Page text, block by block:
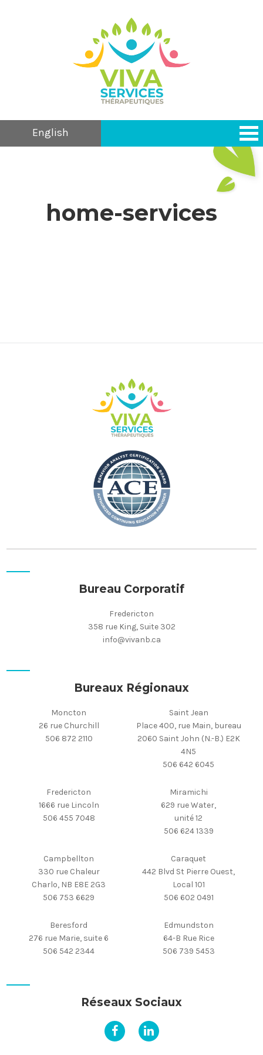
English
home-services
Bureau Corporatif
Fredericton
358 rue King, Suite 302
info@vivanb.ca
Bureaux Régionaux
Moncton
26 rue Churchill
506 872 2110
Saint Jean
Place 400, rue Main, bureau
2060 Saint John (N.-B.) E2K
4N5
506 642 6045
Fredericton
1666 rue Lincoln
506 455 7048
Miramichi
629 rue Water,
unité 12
506 624 1339
Campbellton
330 rue Chaleur
Charlo, NB E8E 2G3
506 753 6629
Caraquet
442 Blvd St Pierre Ouest,
Local 101
506 602 0491
Beresford
276 rue Marie, suite 6
506 542 2344
Edmundston
64-B Rue Rice
506 739 5453
Réseaux Sociaux